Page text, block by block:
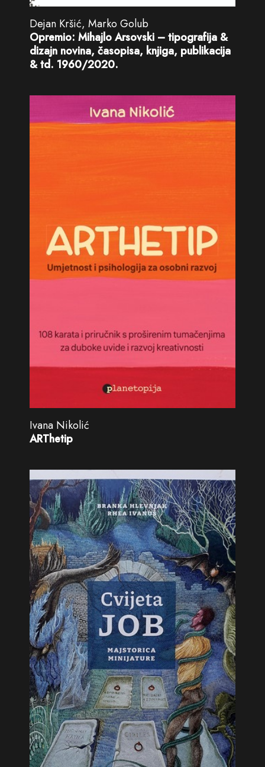
Dejan Kršić, Marko Golub
Opremio: Mihajlo Arsovski – tipografija &
dizajn novina, časopisa, knjiga, publikacija
& td. 1960/2020.
Ivana Nikolić
ARThetip